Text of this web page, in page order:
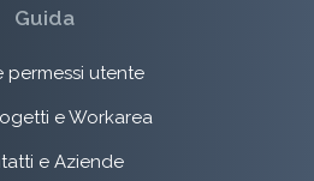
Guida
permessi utente
e Workarea
e Aziende